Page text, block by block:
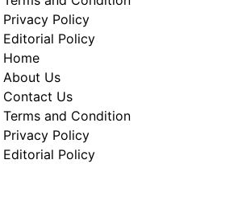
Privacy Policy
Editorial Policy
Home
About Us
Contact Us
Terms and Condition
Privacy Policy
Editorial Policy